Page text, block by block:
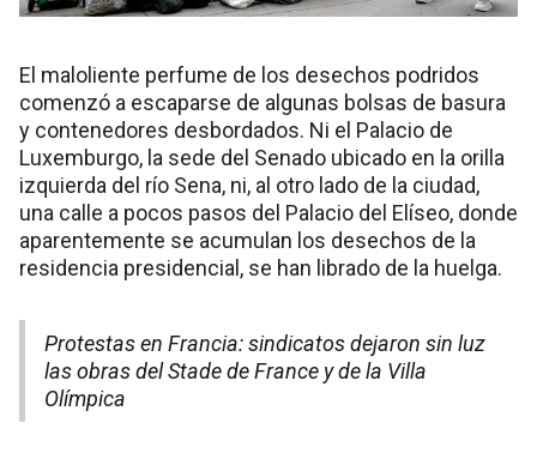
El maloliente perfume de los desechos podridos
comenzó a escaparse de algunas bolsas de basura
y contenedores desbordados. Ni el Palacio de
Luxemburgo, la sede del Senado ubicado en la orilla
izquierda del río Sena, ni, al otro lado de la ciudad,
una calle a pocos pasos del Palacio del Elíseo, donde
aparentemente se acumulan los desechos de la
residencia presidencial, se han librado de la huelga.
Protestas en Francia: sindicatos dejaron sin luz
las obras del Stade de France y de la Villa
Olímpica